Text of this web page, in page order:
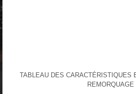
TABLEAU DES CARACTÉRISTIQUES
REMORQUAGE